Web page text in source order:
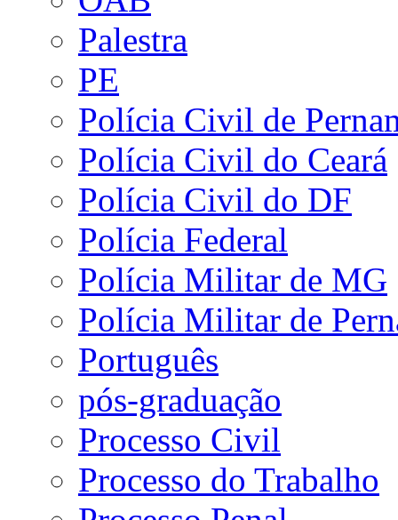
Palestra
PE
Polícia Civil de
Polícia Civil do Ceará
Polícia Civil do DF
Polícia Federal
Polícia Militar de MG
Polícia Militar de
Português
pós-graduação
Processo Civil
Processo do Trabalho